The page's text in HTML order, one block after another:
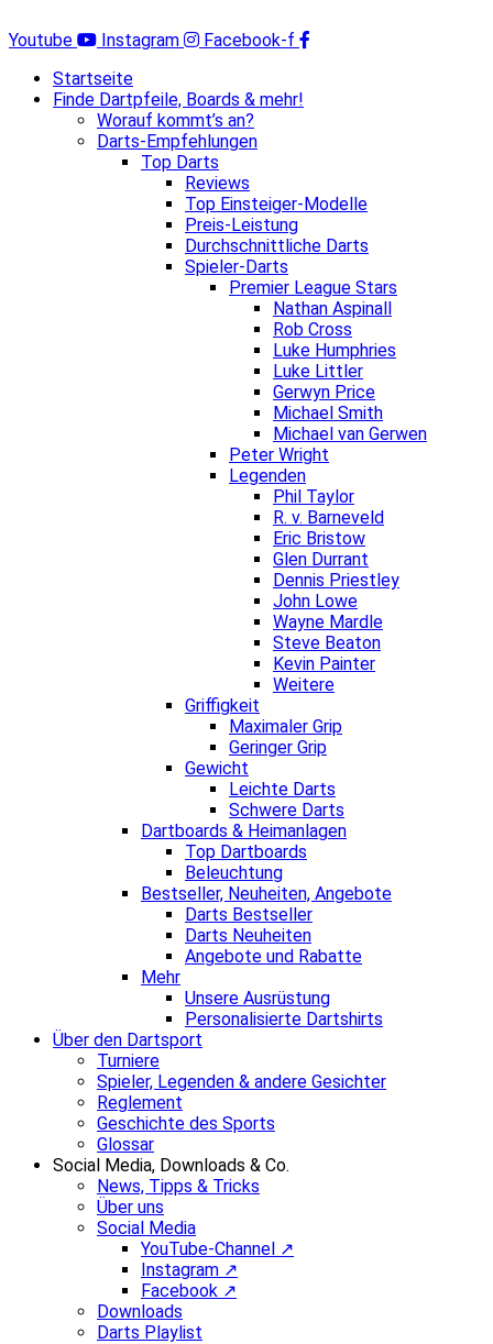
Inhalt
Youtube Instagram
Facebook-f
Startseite
Finde Dartpfeile, Boards & mehr!
Worauf kommt’s an?
Darts-Empfehlungen
Top Darts
Reviews
Top Einsteiger-Modelle
Preis-Leistung
Durchschnittliche Darts
Spieler-Darts
Premier League Stars
Nathan Aspinall
Rob Cross
Luke Humphries
Luke Littler
Gerwyn Price
Michael Smith
Michael van Gerwen
Peter Wright
Legenden
Phil Taylor
R. v. Barneveld
Eric Bristow
Glen Durrant
Dennis Priestley
John Lowe
Wayne Mardle
Steve Beaton
Kevin Painter
Weitere
Griffigkeit
Maximaler Grip
Geringer Grip
Gewicht
Leichte Darts
Schwere Darts
Dartboards & Heimanlagen
Top Dartboards
Beleuchtung
Bestseller, Neuheiten, Angebote
Darts Bestseller
Darts Neuheiten
Angebote und Rabatte
Mehr
Unsere Ausrüstung
Personalisierte Dartshirts
Über den Dartsport
Turniere
Spieler, Legenden & andere Gesichter
Reglement
Geschichte des Sports
Glossar
Social Media, Downloads & Co.
News, Tipps & Tricks
Über uns
Social Media
YouTube-Channel ↗
Instagram ↗
Facebook ↗
Downloads
Darts Playlist